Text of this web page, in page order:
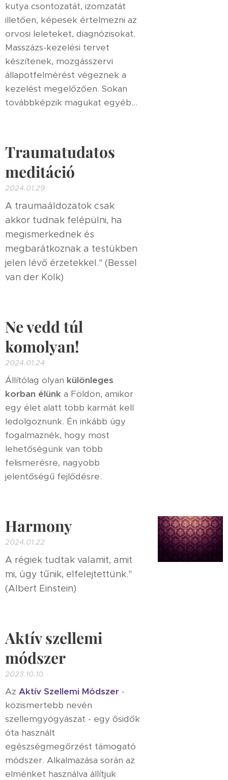
kutya csontozatát, izomzatát
illetően, képesek értelmezni az
orvosi leleteket, diagnózisokat.
Masszázs-kezelési tervet
készítenek, mozgásszervi
állapotfelmérést végeznek a
kezelést megelőzően. Sokan
továbbképzik magukat egyéb...
Traumatudatos
meditáció
2024.01.29
A traumaáldozatok csak
akkor tudnak felépülni, ha
megismerkednek és
megbarátkoznak a testükben
jelen lévő érzetekkel." (Bessel
van der Kolk)
Ne vedd túl
komolyan!
2024.01.24
Állítólag olyan különleges
korban élünk a Földön, amikor
egy élet alatt több karmát kell
ledolgoznunk. Én inkább úgy
fogalmaznék, hogy most
lehetőségünk van több
felismerésre, nagyobb
jelentőségű fejlődésre.
Harmony
2024.01.22
A régiek tudtak valamit, amit
mi, úgy tűnik, elfelejtettünk."
(Albert Einstein)
Aktív szellemi
módszer
2023.10.10
Az Aktív Szellemi Módszer -
közismertebb nevén
szellemgyógyászat - egy ősidők
óta használt
egészségmegőrzést támogató
módszer. Alkalmazása során az
elménket használva állítjuk